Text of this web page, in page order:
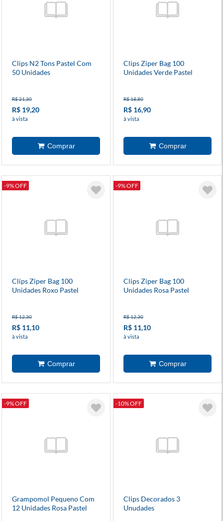
Clips N2 Tons Pastel Com
50 Unidades
R$ 21,30
R$ 19,20
à vista
Clips Ziper Bag 100
Unidades Verde Pastel
R$ 18,80
R$ 16,90
à vista
-9% OFF
Clips Ziper Bag 100
Unidades Roxo Pastel
R$ 12,30
R$ 11,10
à vista
-9% OFF
Clips Ziper Bag 100
Unidades Rosa Pastel
R$ 12,30
R$ 11,10
à vista
-9% OFF
Grampomol Pequeno Com
12 Unidades Rosa Pastel
-10% OFF
Clips Decorados 3
Unudades